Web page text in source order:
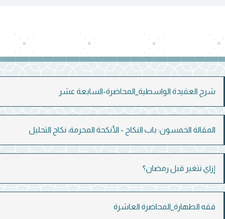
شرح العقيدة الواسطية_المحاضرة-السابعة عشر
المقالة الخمسون: باب النكاح - الأنكحة المحرمة، نكاح التحليل
إزاي نتغير قبل رمضان؟
فقه الطهارة_المحاضرة العاشرة